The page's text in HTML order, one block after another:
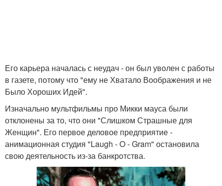
Его карьера началась с неудач - он был уволен с работы
в газете, потому что "ему не Хватало Воображения и не
Было Хороших Идей".
Изначально мультфильмы про Микки мауса были
отклонены за то, что они "Слишком Страшные для
Женщин". Его первое деловое предприятие -
анимационная студия "Laugh - O - Gram" остановила
свою деятельность из-за банкротства.